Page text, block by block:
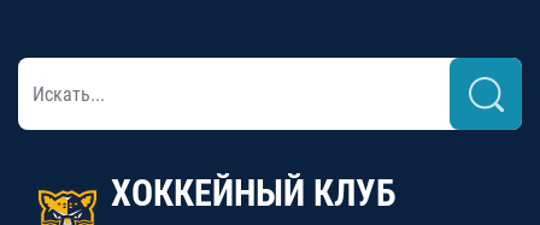
ХОККЕЙНЫЙ КЛУБ